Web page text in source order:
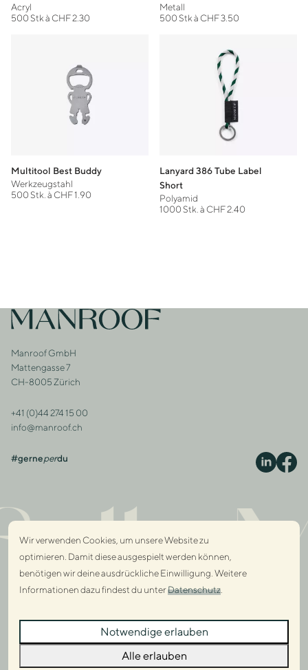
Acryl
500 Stk à CHF 2.30
Metall
500 Stk à CHF 3.50
Multitool Best Buddy
Werkzeugstahl
500 Stk. à CHF 1.90
Lanyard 386 Tube Label
Short
Polyamid
1000 Stk. à CHF 2.40
Footer
Zur Startseite
Adresse
Manroof GmbH
Mattengasse 7
CH-8005 Zürich
Kontakt
+41 (0)44 274 15 00
info@manroof.ch
#gerneperdu
Wir verwenden Cookies, um unsere Website zu
optimieren. Damit diese ausgespielt werden können,
benötigen wir deine ausdrückliche Einwilligung. Weitere
Informationen dazu findest du unterDatenschutz
Notwendige erlauben
Alle erlauben